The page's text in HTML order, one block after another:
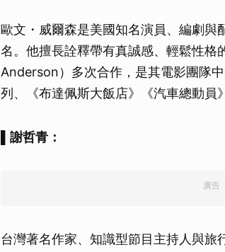
歐文・威爾森是美國知名演員、編劇與
名。他擅長詮釋帶有真誠感、輕鬆性格
Anderson）多次合作，是其電影團隊
列、《布達佩斯大飯店》《汽車總動員
▌謝哲青：
廣告
台灣著名作家、知識型節目主持人與旅